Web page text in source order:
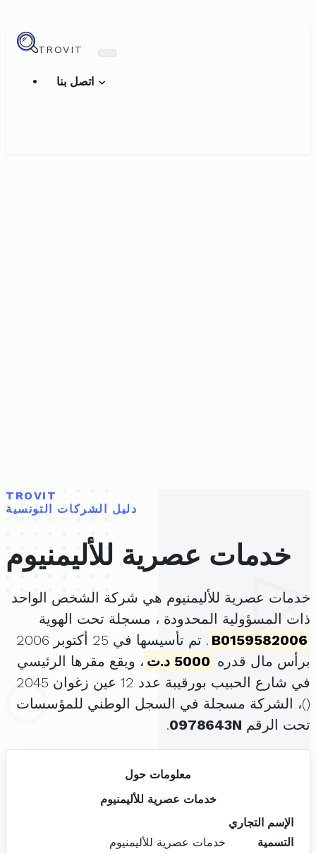
TROVIT
TROVIT
دليل الشركات التونسية
خدمات عصرية للأليمنيوم
خدمات عصرية للأليمنيوم هي شركة الشخص الواحد
ذات المسؤولية المحدودة ، مسجلة تحت الهوية
B0159582006
. تم تأسيسها في 25 أكتوبر 2006
برأس مال قدره 5000 د.ت
، ويقع مقرها الرئيسي
في شارع الحبيب بورقيبة عدد 12 عين زغوان 2045
()، الشركة مسجلة في السجل الوطني للمؤسسات
تحت الرقم 0978643N
.
معلومات حول
خدمات عصرية للأليمنيوم
الإسم التجاري
التسمية
خدمات عصرية للأليمنيوم